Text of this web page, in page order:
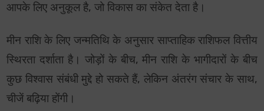
आपके लिए अनुकूल है, जो विकास का संकेत देता है।
मीन राशि के लिए जन्मतिथि के अनुसार साप्ताहिक राशिफल वित्तीय
स्थिरता दर्शाता है। जोड़ों के बीच, मीन राशि के भागीदारों के बीच
कुछ विश्वास संबंधी मुद्दे हो सकते हैं, लेकिन अंतरंग संचार के साथ,
चीजें बढ़िया होंगी।